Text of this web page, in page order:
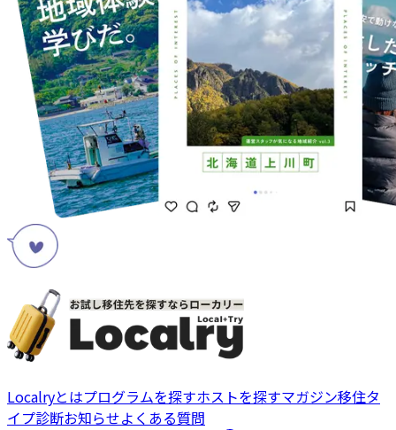
Localryとはプログラムを探すホストを探すマガジン移住タ
イプ診断お知らせよくある質問